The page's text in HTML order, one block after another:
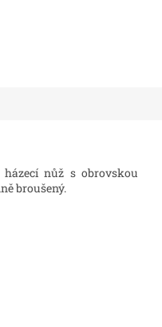
nůž s obrovskou
broušený.